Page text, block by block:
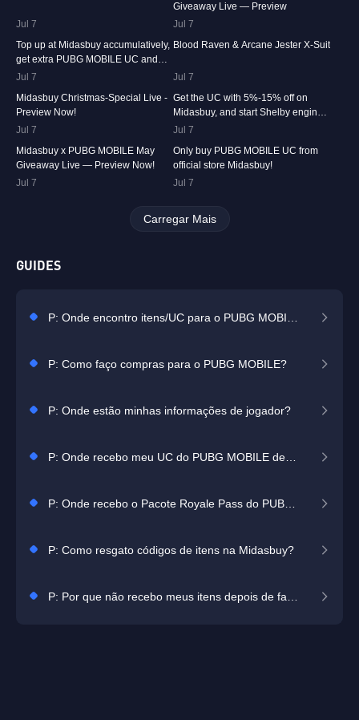
Jul 7
Giveaway Live — Preview
Jul 7
36.9K
Top up at Midasbuy accumulatively,
get extra PUBG MOBILE UC and
much more as rewards!
Jul 7
24.1K
Blood Raven & Arcane Jester X-Suit
Jul 7
15.4K
Midasbuy Christmas-Special Live -
Preview Now!
Jul 7
13.3K
Get the UC with 5%-15% off on
Midasbuy, and start Shelby engines
in PUBG MOBILE!
Jul 7
8.4K
Midasbuy x PUBG MOBILE May
Giveaway Live — Preview Now!
Jul 7
8.2K
Only buy PUBG MOBILE UC from
official store Midasbuy!
Jul 7
Carregar Mais
GUIDES
P: Como faço compras para o PUBG MOBILE?
P: Onde estão minhas informações de jogador?
P: Como resgato códigos de itens na Midasbuy?